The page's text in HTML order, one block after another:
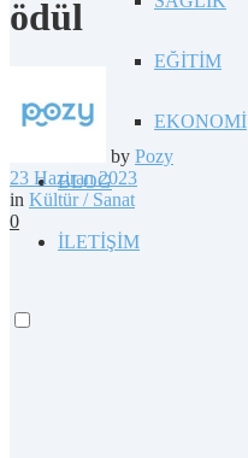
EĞİTİM
EKONOMİ
BLOG
İLETİŞİM
ödül
by Pozy
23 Haziran 2023
in Kültür / Sanat
0